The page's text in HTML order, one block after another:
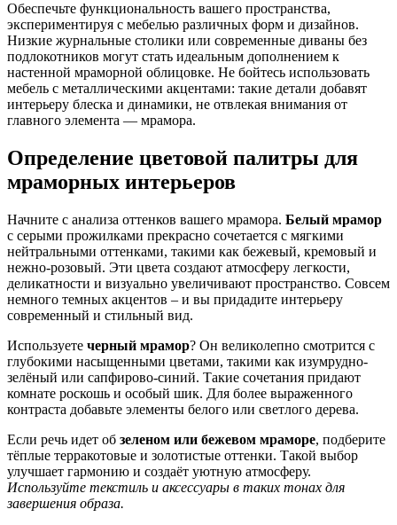
Обеспечьте функциональность вашего пространства,
экспериментируя с мебелью различных форм и дизайнов.
Низкие журнальные столики или современные диваны без
подлокотников могут стать идеальным дополнением к
настенной мраморной облицовке. Не бойтесь использовать
мебель с металлическими акцентами: такие детали добавят
интерьеру блеска и динамики, не отвлекая внимания от
главного элемента — мрамора.
Определение цветовой палитры для
мраморных интерьеров
Начните с анализа оттенков вашего мрамора. Белый мрамор
с серыми прожилками прекрасно сочетается с мягкими
нейтральными оттенками, такими как бежевый, кремовый и
нежно-розовый. Эти цвета создают атмосферу легкости,
деликатности и визуально увеличивают пространство. Совсем
немного темных акцентов – и вы придадите интерьеру
современный и стильный вид.
Используете черный мрамор? Он великолепно смотрится с
глубокими насыщенными цветами, такими как изумрудно-
зелёный или сапфирово-синий. Такие сочетания придают
комнате роскошь и особый шик. Для более выраженного
контраста добавьте элементы белого или светлого дерева.
Если речь идет об зеленом или бежевом мраморе, подберите
тёплые терракотовые и золотистые оттенки. Такой выбор
улучшает гармонию и создаёт уютную атмосферу.
Используйте текстиль и аксессуары в таких тонах для
завершения образа.